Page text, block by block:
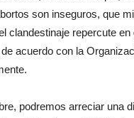
son inseguros, que
clandestinaje repercute
acuerdo con la
podremos arreciar una